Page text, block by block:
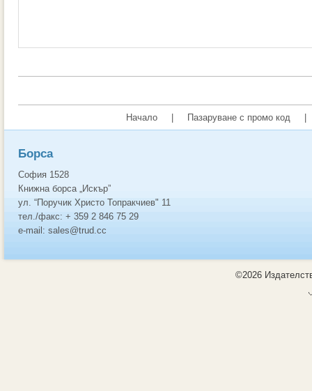
Начало Пазаруване с промо код
Борса
София 1528
Книжна борса „Искър”
ул. “Поручик Христо Топракчиев" 11
тел./факс: + 359 2 846 75 29
e-mail: sales@trud.cc
©2026